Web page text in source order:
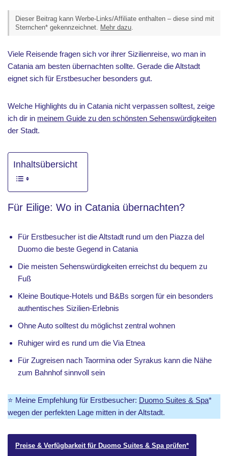
Dieser Beitrag kann Werbe-Links/Affiliate enthalten – diese sind mit
Sternchen* gekennzeichnet. Mehr dazu
Viele Reisende fragen sich vor ihrer Sizilienreise, wo man in
Catania am besten übernachten sollte. Gerade die Altstadt
eignet sich für Erstbesucher besonders gut.
Welche Highlights du in Catania nicht verpassen solltest, zeige
ich dir in meinem Guide zu den schönsten Sehenswürdigkeiten
der Stadt.
Inhaltsübersicht
Für Eilige: Wo in Catania übernachten?
Für Erstbesucher ist die Altstadt rund um den Piazza del
Duomo die beste Gegend in Catania
Die meisten Sehenswürdigkeiten erreichst du bequem zu
Fuß
Kleine Boutique-Hotels und B&Bs sorgen für ein besonders
authentisches Sizilien-Erlebnis
Ohne Auto solltest du möglichst zentral wohnen
Ruhiger wird es rund um die Via Etnea
Für Zugreisen nach Taormina oder Syrakus kann die Nähe
zum Bahnhof sinnvoll sein
⭐ Meine Empfehlung für Erstbesucher: Duomo Suites & Spa*
wegen der perfekten Lage mitten in der Altstadt.
Preise & Verfügbarkeit für Duomo Suites & Spa prüfen*